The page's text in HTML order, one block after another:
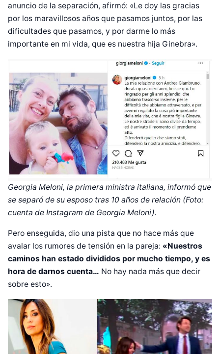
anuncio de la separación, afirmó: «Le doy las gracias
por los maravillosos años que pasamos juntos, por las
dificultades que pasamos, y por darme lo más
importante en mi vida, que es nuestra hija Ginebra».
Georgia Meloni, la primera ministra italiana, informó que
se separó de su esposo tras 10 años de relación (Foto:
cuenta de Instagram de Georgia Meloni).
Pero enseguida, dio una pista que no hace más que
avalar los rumores de tensión en la pareja: «Nuestros
caminos han estado divididos por mucho tiempo, y es
hora de darnos cuenta… No hay nada más que decir
sobre esto».